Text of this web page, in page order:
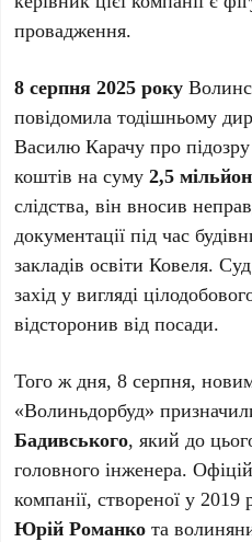
провадження.
8 серпня 2025 року
повідомила тодішньому
Василю Карачу про
коштів на суму2,5
слідства, він вносив
документації під час
закладів освіти Ковеля.
захід у вигляді
відсторонив від посади.
Того ж дня, 8 серпня,
«Волиньдорбуд»
Бадивського, який до
головного інженера.
компанії, створеної у 2019
Юрій Романко та